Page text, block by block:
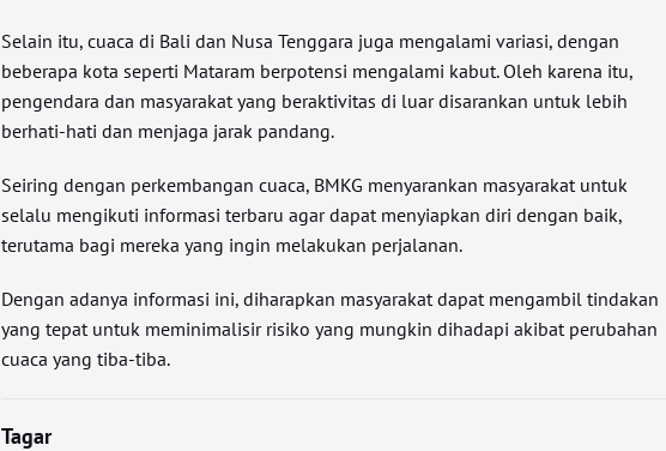
Selain itu, cuaca di Bali dan Nusa Tenggara juga mengalami variasi, dengan
beberapa kota seperti Mataram berpotensi mengalami kabut. Oleh karena itu,
pengendara dan masyarakat yang beraktivitas di luar disarankan untuk lebih
berhati-hati dan menjaga jarak pandang.
Seiring dengan perkembangan cuaca, BMKG menyarankan masyarakat untuk
selalu mengikuti informasi terbaru agar dapat menyiapkan diri dengan baik,
terutama bagi mereka yang ingin melakukan perjalanan.
Dengan adanya informasi ini, diharapkan masyarakat dapat mengambil tindakan
yang tepat untuk meminimalisir risiko yang mungkin dihadapi akibat perubahan
cuaca yang tiba-tiba.
Tagar